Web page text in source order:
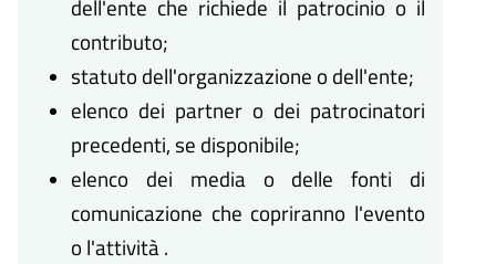
dell'ente che richiede il patrocinio o il
contributo;
statuto dell'organizzazione o dell'ente;
elenco dei partner o dei patrocinatori
precedenti, se disponibile;
elenco dei media o delle fonti di
comunicazione che copriranno l'evento
o l'attività .